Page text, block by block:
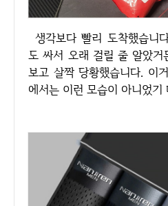
생각보다 빨리 도착했습니다. 무료 배송인데다 가격
도 싸서 오래 걸릴 줄 알았거
보고 살짝 당황했습니다. 이
에서는 이런 모습이 아니었기